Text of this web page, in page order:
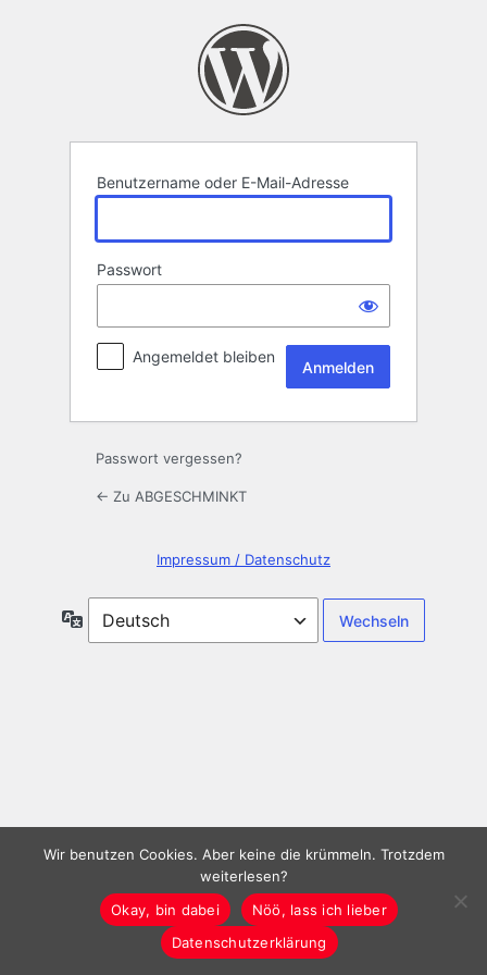
Benutzername oder E-Mail-Adresse
Passwort
Angemeldet bleiben
Passwort vergessen?
← Zu ABGESCHMINKT
Impressum / Datenschutz
Sprache
Wir benutzen Cookies. Aber keine die krümmeln. Trotzdem
weiterlesen?
Okay, bin dabei
Nöö, lass ich lieber
Datenschutzerklärung